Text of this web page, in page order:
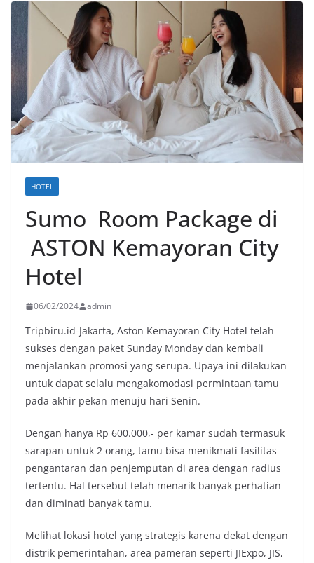
HOTEL
Sumo Room Package di
ASTON Kemayoran City
Hotel
06/02/2024 admin
Tripbiru.id-Jakarta, Aston Kemayoran City Hotel telah
sukses dengan paket Sunday Monday dan kembali
menjalankan promosi yang serupa. Upaya ini dilakukan
untuk dapat selalu mengakomodasi permintaan tamu
pada akhir pekan menuju hari Senin.
Dengan hanya Rp 600.000,- per kamar sudah termasuk
sarapan untuk 2 orang, tamu bisa menikmati fasilitas
pengantaran dan penjemputan di area dengan radius
tertentu. Hal tersebut telah menarik banyak perhatian
dan diminati banyak tamu.
Melihat lokasi hotel yang strategis karena dekat dengan
distrik pemerintahan, area pameran seperti JIExpo, JIS,